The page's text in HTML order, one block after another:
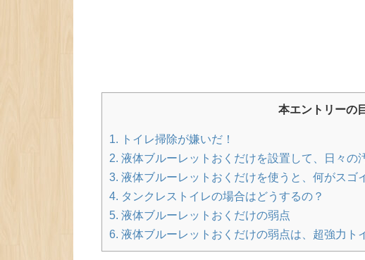
本エントリーの
1. トイレ掃除が嫌いだ！
2. 液体ブルーレットおくだけを設置して、日々の
3. 液体ブルーレットおくだけを使うと、何がスゴ
4. タンクレストイレの場合はどうするの？
5. 液体ブルーレットおくだけの弱点
6. 液体ブルーレットおくだけの弱点は、超強力ト